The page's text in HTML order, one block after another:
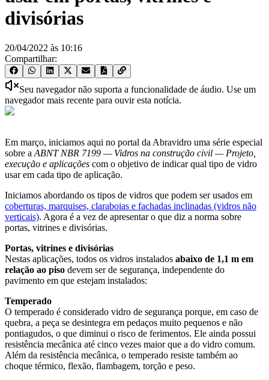
divisórias
20/04/2022 às 10:16
Compartilhar:
Seu navegador não suporta a funcionalidade de áudio. Use um
navegador mais recente para ouvir esta notícia.
Em março, iniciamos aqui no portal da Abravidro uma série especial
sobre a ABNT NBR 7199 — Vidros na construção civil — Projeto,
execução e aplicações com o objetivo de indicar qual tipo de vidro
usar em cada tipo de aplicação.
Iniciamos abordando os tipos de vidros que podem ser usados em
coberturas, marquises, claraboias e fachadas inclinadas (vidros não
verticais). Agora é a vez de apresentar o que diz a norma sobre
portas, vitrines e divisórias.
Portas, vitrines e divisórias
Nestas aplicações, todos os vidros instalados abaixo de 1,1 m em
relação ao piso devem ser de segurança, independente do
pavimento em que estejam instalados:
Temperado
O temperado é considerado vidro de segurança porque, em caso de
quebra, a peça se desintegra em pedaços muito pequenos e não
pontiagudos, o que diminui o risco de ferimentos. Ele ainda possui
resistência mecânica até cinco vezes maior que a do vidro comum.
Além da resistência mecânica, o temperado resiste também ao
choque térmico, flexão, flambagem, torção e peso.